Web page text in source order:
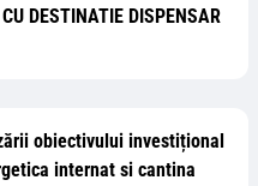
DESTINATIE DISPENSAR
obiectivului investițional
internat si cantina